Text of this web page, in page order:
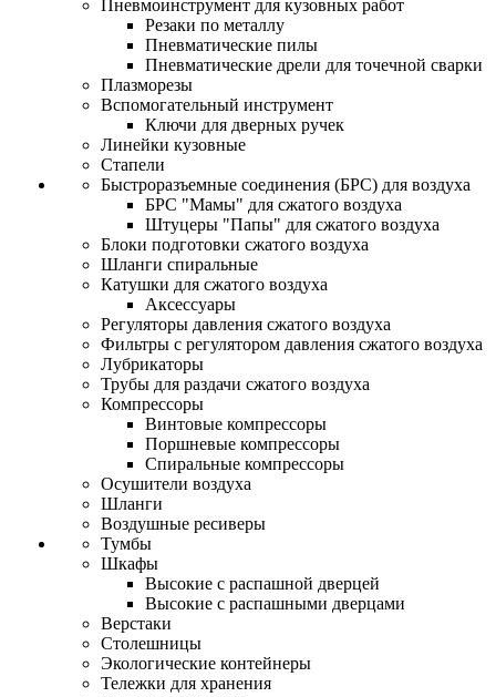
Пневмоинструмент для кузовных работ
Резаки по металлу
Пневматические пилы
Пневматические дрели для точечной сварки
Плазморезы
Вспомогательный инструмент
Ключи для дверных ручек
Линейки кузовные
Стапели
Быстроразъемные соединения (БРС) для воздуха
БРС "Мамы" для сжатого воздуха
Штуцеры "Папы" для сжатого воздуха
Блоки подготовки сжатого воздуха
Шланги спиральные
Катушки для сжатого воздуха
Аксессуары
Регуляторы давления сжатого воздуха
Фильтры с регулятором давления сжатого воздуха
Лубрикаторы
Трубы для раздачи сжатого воздуха
Компрессоры
Винтовые компрессоры
Поршневые компрессоры
Спиральные компрессоры
Осушители воздуха
Шланги
Воздушные ресиверы
Тумбы
Шкафы
Высокие с распашной дверцей
Высокие с распашными дверцами
Верстаки
Столешницы
Экологические контейнеры
Тележки для хранения